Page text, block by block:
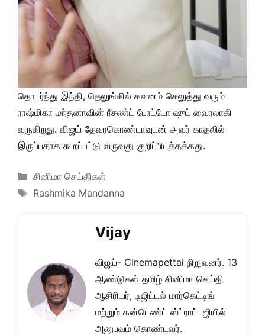
தொடர்ந்து இந்தி, தெலுங்கில் கவனம் செலுத்து வரும்
ராஷ்மிகா மந்தனாவின் ரீசண்ட் போட்டோ ஷுட் வைரலாகி
வருகிறது. விஜய் தேவரகொண்டாவுடன் அவர் காதலில்
இருப்பதாக கூறப்பட்டு வருவது குறிப்பிடத்தக்கது.
Categories
சினிமா செய்திகள்
Tags
Rashmika Mandanna
Vijay
விஜய்- Cinemapettai நிறுவனர். 13
ஆண்டுகள் தமிழ் சினிமா செய்தி
ஆசிரியர், டிஜிட்டல் மார்கெட்டிங்
மற்றும் கன்டெண்ட் ஸ்ட்ராட்டஜியில்
அனுபவம் கொண்டவர்.